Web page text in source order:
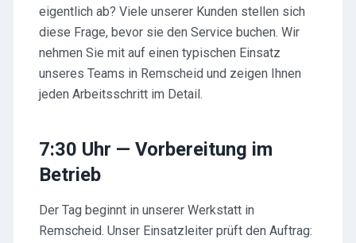
eigentlich ab? Viele unserer Kunden stellen sich
diese Frage, bevor sie den Service buchen. Wir
nehmen Sie mit auf einen typischen Einsatz
unseres Teams in Remscheid und zeigen Ihnen
jeden Arbeitsschritt im Detail.
7:30 Uhr — Vorbereitung im
Betrieb
Der Tag beginnt in unserer Werkstatt in
Remscheid. Unser Einsatzleiter prüft den Auftrag: